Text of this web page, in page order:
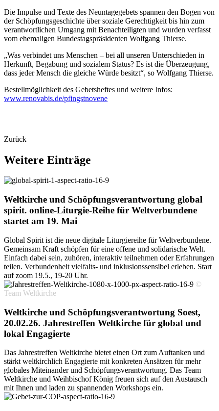
Die Impulse und Texte des Neuntagegebets spannen den Bogen von
der Schöpfungsgeschichte über soziale Gerechtigkeit bis hin zum
verantwortlichen Umgang mit Benachteiligten und wurden verfasst
vom ehemaligen Bundestagspräsidenten Wolfgang Thierse.
„Was verbindet uns Menschen – bei all unseren Unterschieden in
Herkunft, Begabung und sozialem Status? Es ist die Überzeugung,
dass jeder Mensch die gleiche Würde besitzt“, so Wolfgang Thierse.
Bestellmöglichkeit des Gebetsheftes und weitere Infos:
www.renovabis.de/pfingstnovene
Zurück
Weitere Einträge
Weltkirche und Schöpfungsverantwortung global
spirit. online-Liturgie-Reihe für Weltverbundene
startet am 19. Mai
Global Spirit ist die neue digitale Liturgiereihe für Weltverbundene.
Gemeinsam Kraft schöpfen für eine offene und solidarische Welt.
Einfach dabei sein, zuhören, interaktiv teilnehmen oder Erfahrungen
teilen. Verbundenheit vielfalts- und inklusionssensibel erleben. Start
auf zoom 19.5., 19-20 Uhr.
©
Team Weltkirche
Weltkirche und Schöpfungsverantwortung Soest,
20.02.26. Jahrestreffen Weltkirche für global und
lokal Engagierte
Das Jahrestreffen Weltkirche bietet einen Ort zum Auftanken und
stärkt weltkirchlich Engagierte mit konkreten Ansätzen für mehr
globales Miteinander und Schöpfungsverantwortung. Das Team
Weltkirche und Weihbischof König freuen sich auf den Austausch
mit Ihnen und laden zu spannenden Workshops ein.